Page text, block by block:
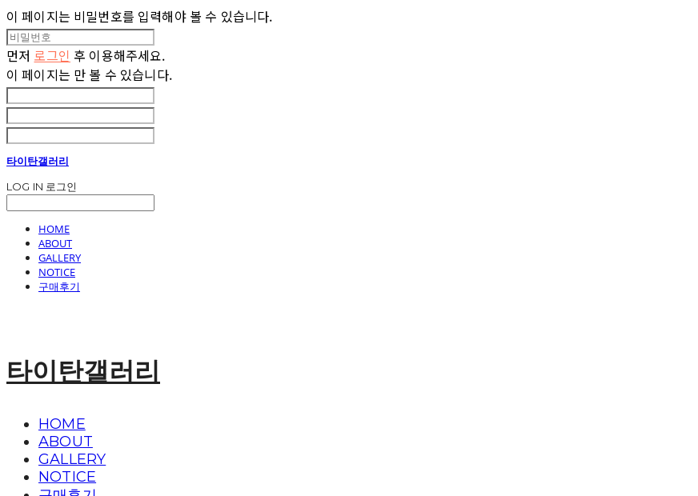
이 페이지는 비밀번호를 입력해야 볼 수 있습니다.
먼저 로그인 후 이용해주세요.
이 페이지는 만 볼 수 있습니다.
타이탄갤러리
LOG IN 로그인
HOME
ABOUT
GALLERY
NOTICE
구매후기
타이탄갤러리
HOME
ABOUT
GALLERY
NOTICE